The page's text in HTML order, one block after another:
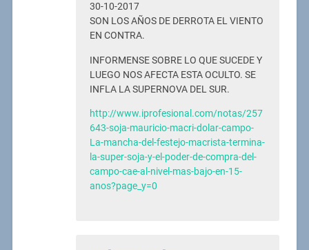
30-10-2017
SON LOS AÑOS DE DERROTA EL VIENTO
EN CONTRA.
INFORMENSE SOBRE LO QUE SUCEDE Y
LUEGO NOS AFECTA ESTA OCULTO. SE
INFLA LA SUPERNOVA DEL SUR.
http://www.iprofesional.com/notas/257
643-soja-mauricio-macri-dolar-campo-
La-mancha-del-festejo-macrista-termina-
la-super-soja-y-el-poder-de-compra-del-
campo-cae-al-nivel-mas-bajo-en-15-
anos?page_y=0